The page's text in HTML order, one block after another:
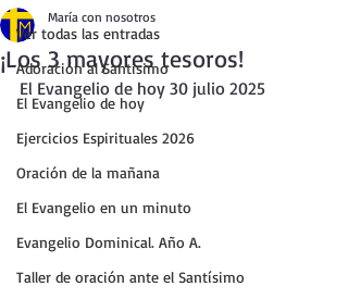
Ver todas las entradas
Adoración al Santísimo
El Evangelio de hoy
Ejercicios Espirituales 2026
Oración de la mañana
El Evangelio en un minuto
Evangelio Dominical. Año A.
Taller de oración ante el Santísimo
¡Los 3 mayores tesoros!
María con nosotros
El Evangelio de hoy 30 julio 2025